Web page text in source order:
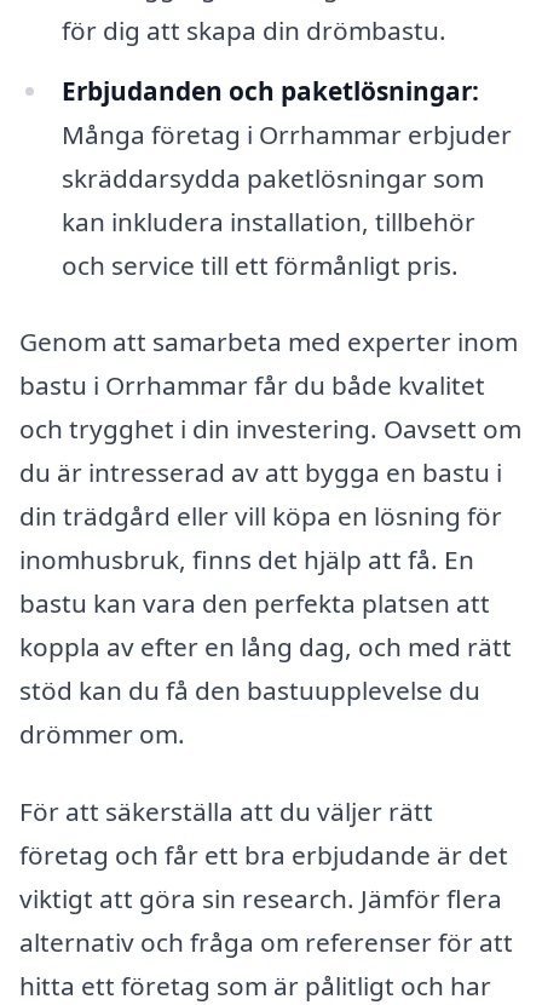
för dig att skapa din drömbastu.
Erbjudanden och paketlösningar:
Många företag i Orrhammar erbjuder
skräddarsydda paketlösningar som
kan inkludera installation, tillbehör
och service till ett förmånligt pris.
Genom att samarbeta med experter inom
bastu i Orrhammar får du både kvalitet
och trygghet i din investering. Oavsett om
du är intresserad av att bygga en bastu i
din trädgård eller vill köpa en lösning för
inomhusbruk, finns det hjälp att få. En
bastu kan vara den perfekta platsen att
koppla av efter en lång dag, och med rätt
stöd kan du få den bastuupplevelse du
drömmer om.
För att säkerställa att du väljer rätt
företag och får ett bra erbjudande är det
viktigt att göra sin research. Jämför flera
alternativ och fråga om referenser för att
hitta ett företag som är pålitligt och har